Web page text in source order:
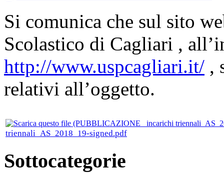
Si comunica che sul sito
Scolastico di Cagliari ,
http://www.uspcagliari.it/ ,
relativi all’oggetto.
triennali_AS_2018_19-signed.pdf
Sottocategorie